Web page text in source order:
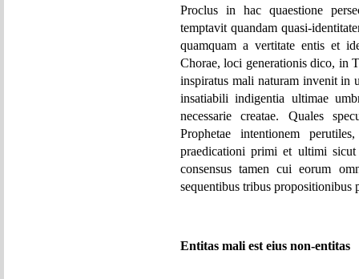
Proclus in hac quaestione
temptavit quandam quasi-
quamquam a vertitate entis et
Chorae, loci generationis dico, in
inspiratus mali naturam invenit in
insatiabili indigentia ultimae
necessarie creatae. Quales
Prophetae intentionem
praedicationi primi et ultimi sicut
consensus tamen cui eorum
sequentibus tribus propositionibus
Entitas mali est eius non-entitas